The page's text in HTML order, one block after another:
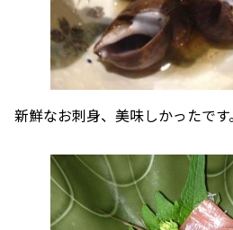
新鮮なお刺身、美味しかったです。